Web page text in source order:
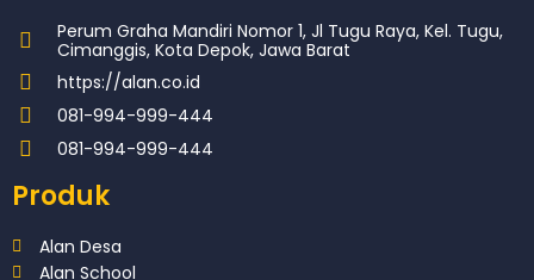
Perum Graha Mandiri Nomor 1, Jl Tugu Raya, Kel. Tugu,
Cimanggis, Kota Depok, Jawa Barat
https://alan.co.id
081-994-999-444
081-994-999-444
Produk
Alan Desa
Alan School